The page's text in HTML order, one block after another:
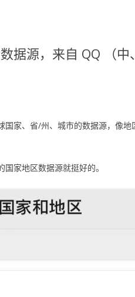
据源，来自 QQ （中
家、省/州、城市的数据源，像地
家地区数据源就挺好的。